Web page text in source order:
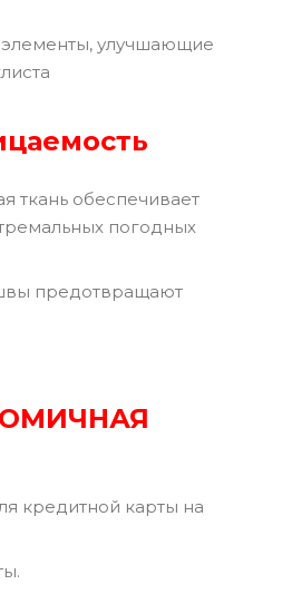
улучшающие
ткань обеспечивает
погодных
предотвращают
кредитной карты на